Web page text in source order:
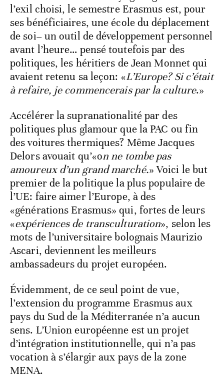
l’exil choisi, le semestre Erasmus est, pour
ses bénéficiaires, une école du déplacement
de soi– un outil de développement personnel
avant l’heure… pensé toutefois par des
politiques, les héritiers de Jean Monnet qui
avaient retenu sa leçon: «L’Europe? Si c’était
à refaire, je commencerais par la culture.»
Accélérer la supranationalité par des
politiques plus glamour que la PAC ou fin
des voitures thermiques? Même Jacques
Delors avouait qu’«on ne tombe pas
amoureux d’un grand marché.» Voici le but
premier de la politique la plus populaire de
l’UE: faire aimer l’Europe, à des
«générations Erasmus» qui, fortes de leurs
«expériences de transculturation», selon les
mots de l’universitaire bolognais Maurizio
Ascari, deviennent les meilleurs
ambassadeurs du projet européen.
Évidemment, de ce seul point de vue,
l’extension du programme Erasmus aux
pays du Sud de la Méditerranée n’a aucun
sens. L’Union européenne est un projet
d’intégration institutionnelle, qui n’a pas
vocation à s’élargir aux pays de la zone
MENA.